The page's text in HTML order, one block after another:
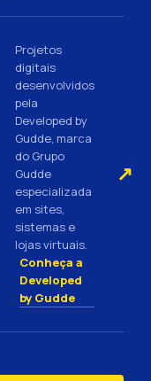
Projetos
digitais
desenvolvidos
pela
Developed by
Gudde, marca
do Grupo
Gudde
especializada
em sites,
sistemas e
lojas virtuais.
Conheça a
Developed
by Gudde
↗